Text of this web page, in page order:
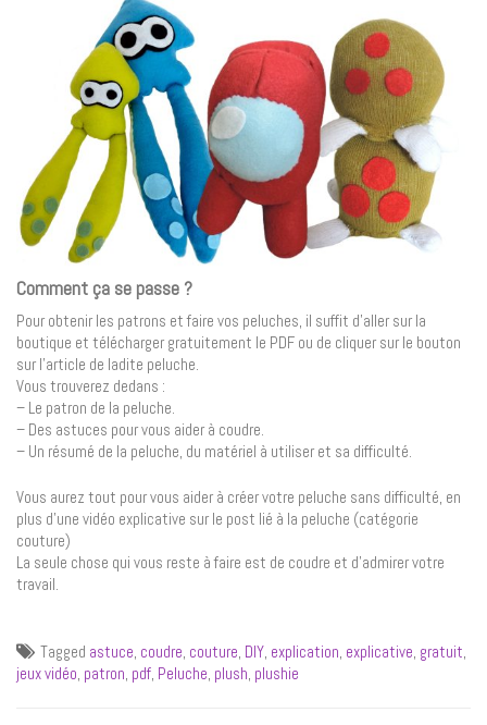
Comment ça se passe ?
Pour obtenir les patrons et faire vos peluches, il suffit d’aller sur la
boutique et télécharger gratuitement le PDF ou de cliquer sur le bouton
sur l’article de ladite peluche.
Vous trouverez dedans :
– Le patron de la peluche.
– Des astuces pour vous aider à coudre.
– Un résumé de la peluche, du matériel à utiliser et sa difficulté.
Vous aurez tout pour vous aider à créer votre peluche sans difficulté, en
plus d’une vidéo explicative sur le post lié à la peluche (catégorie
couture)
La seule chose qui vous reste à faire est de coudre et d’admirer votre
travail.
Tagged astuce, coudre, couture, DIY, explication, explicative, gratuit,
jeux vidéo, patron, pdf, Peluche, plush, plushie